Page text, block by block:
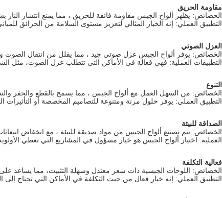
مقاومة الحريق
الخصائص: يظهر ألواح الجبس مقاومة فائقة للحريق ، مما يمنع انتشار النار
التطبيق العملي: إنه الخيار المثالي لتعزيز مستوى السلامة من الحرائق
العزل الصوتي
الخصائص: يوفر ألواح الجبس عزل صوتي جيد ، مما يقلل من انتقال الصوت
التطبيقات العملية: فهي فعالة في الأماكن التي تتطلب عزل الصوت، مثل
التنوع
الخصائص: من السهل العمل مع ألواح الجبس ، مما يسمح بالقطع والحفر
التطبيق العملي: يوفر حلول مرنة ومتنوعة للتصاميم المخصصة أو
الصداقة للبيئة
الخصائص: يتم تصنيع ألواح الجبس من مواد صديقة للبيئة ، مع انخفاض
العملية: اختيار ألواح الجبس هو خيار مسؤول في المشاريع التي تعطي الأولوية
فعالية التكلفة
الخصائص: اللوحات الجبسية ذات سعر معتدل وسهلة التثبيت، مما يساعد على
التطبيق العملي: إنه خيار فعال من حيث التكلفة في الأماكن التي تحتاج